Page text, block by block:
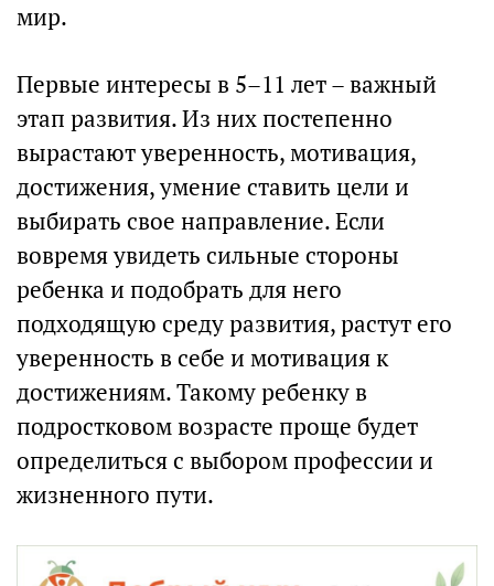
мир.
Первые интересы в 5–11 лет – важный
этап развития. Из них постепенно
вырастают уверенность, мотивация,
достижения, умение ставить цели и
выбирать свое направление. Если
вовремя увидеть сильные стороны
ребенка и подобрать для него
подходящую среду развития, растут его
уверенность в себе и мотивация к
достижениям. Такому ребенку в
подростковом возрасте проще будет
определиться с выбором профессии и
жизненного пути.